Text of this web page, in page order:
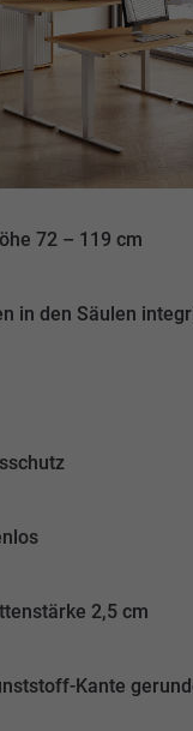
72 – 119 cm
in den Säulen
2,5 cm
Kante